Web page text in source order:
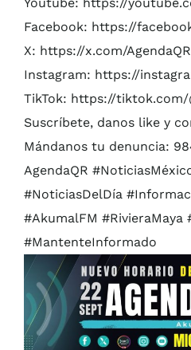
Youtube: https://
Facebook: https://
X: https://x.com/AgendaQR
Instagram: https://
TikTok: https://tiktok.com/
Suscríbete, danos like y
Mándanos tu denuncia:
AgendaQR
#NoticiasDelDía
#AkumalFM #RivieraMaya
#MantenteInformado